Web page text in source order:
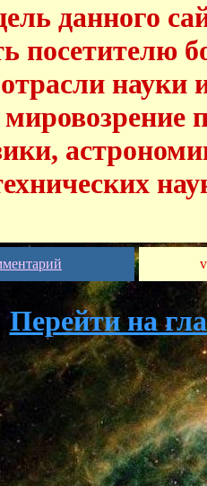
данного
посетителю
науки
Перейти на